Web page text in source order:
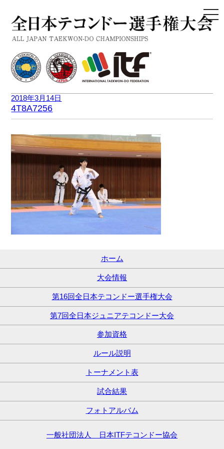
2018年3月14日
4T8A7256
ホーム
大会情報
第16回全日本テコンドー選手権大会
第7回全日本ジュニアテコンドー大会
参加資格
ルール説明
トーナメント表
試合結果
フォトアルバム
一般社団法人 日本ITFテコンドー協会